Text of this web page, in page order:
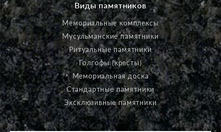
Виды памятников
Мемориальные комплексы
Мусульманские памятники
Ритуальные памятники
Голгофы (кресты)
Мемориальная доска
Стандартные памятники
Эксклюзивные памятники